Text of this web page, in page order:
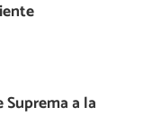
Suprema a la